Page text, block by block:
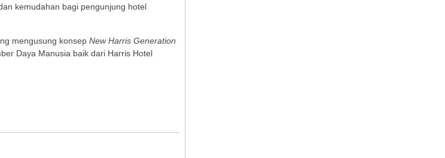
kemudahan bagi pengunjung hotel
mengusung konsep New Harris Generation
Daya Manusia baik dari Harris Hotel